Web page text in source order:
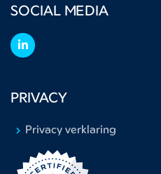
SOCIAL MEDIA
PRIVACY
Privacy verklaring